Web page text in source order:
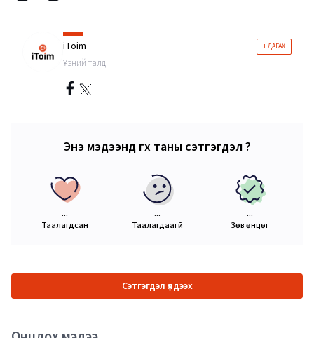
iToim + ДАГАХ
Үнэний талд
Энэ мэдээнд өгөх таны сэтгэгдэл ?
...
Таалагдсан
...
Таалагдаагүй
...
Зөв өнцөг
Сэтгэгдэл үлдээх